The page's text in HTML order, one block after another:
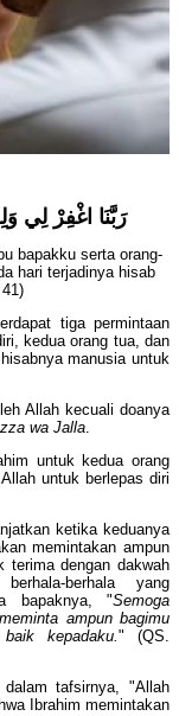
رَبَّنَا اغْفِرْ لِي
bapakku serta orang-
hari terjadinya hisab
tiga permintaan
kedua orang tua, dan
manusia untuk
Allah kecuali doanya
wa Jalla.
untuk kedua orang
untuk berlepas diri
ketika keduanya
memintakan ampun
terima dengan dakwah
berhala yang
bapaknya, "Semoga
ampun bagimu
kepadaku." (QS.
tafsirnya, "Allah
Ibrahim memintakan